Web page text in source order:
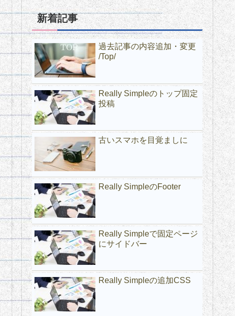
新着記事
過去記事の内容追加・変更
/Top/
Really Simpleのトップ固定
投稿
古いスマホを目覚ましに
Really SimpleのFooter
Really Simpleで固定ページ
にサイドバー
Really Simpleの追加CSS